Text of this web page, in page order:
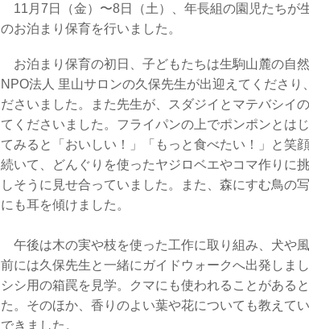
11月7日（金）〜8日（土）、年長組の園児たちが
のお泊まり保育を行いました。
お泊まり保育の初日、子どもたちは生駒山麓の自
NPO法人 里山サロンの久保先生が出迎えてくださ
ださいました。また先生が、スダジイとマテバシイ
てくださいました。フライパンの上でポンポンとは
てみると「おいしい！」「もっと食べたい！」と笑
続いて、どんぐりを使ったヤジロベエやコマ作りに
しそうに見せ合っていました。また、森にすむ鳥の
にも耳を傾けました。
午後は木の実や枝を使った工作に取り組み、犬や
前には久保先生と一緒にガイドウォークへ出発しま
シシ用の箱罠を見学。クマにも使われることがある
た。そのほか、香りのよい葉や花についても教えて
できました。